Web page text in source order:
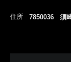
住所 7850036 須